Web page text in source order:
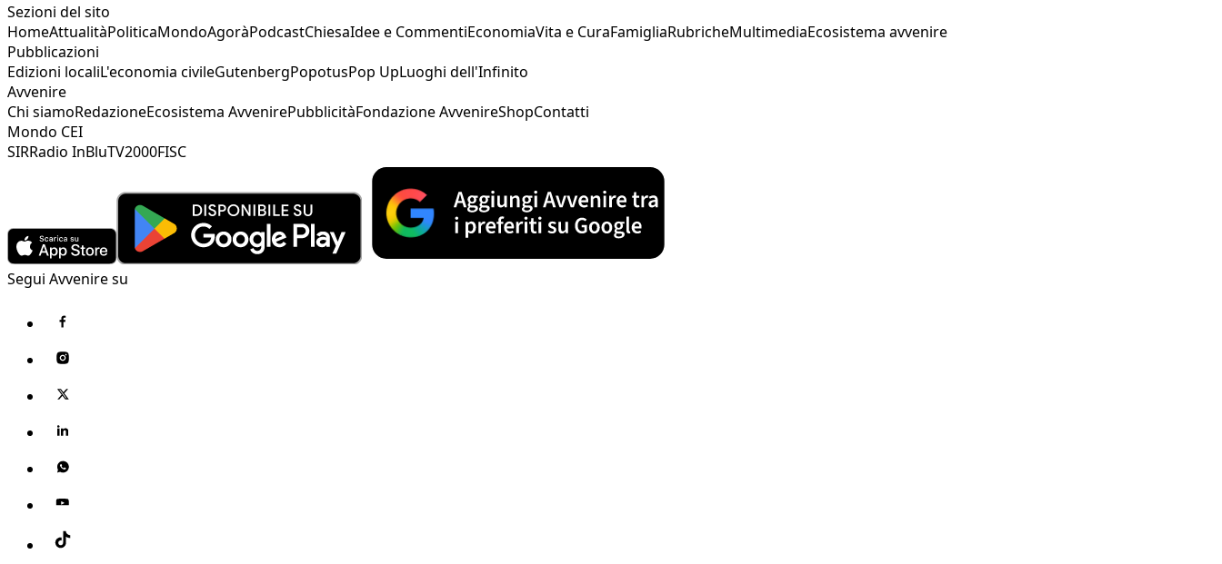
Sezioni del sito
HomeAttualitàPoliticaMondoAgoràPodcastChiesaIdee e CommentiEconomiaVita e CuraFamigliaRubricheMultimediaEcosistema avvenire
Pubblicazioni
Edizioni localiL'economia civileGutenbergPopotusPop UpLuoghi dell'Infinito
Avvenire
Chi siamoRedazioneEcosistema AvvenirePubblicitàFondazione AvvenireShopContatti
Mondo CEI
SIRRadio InBluTV2000FISC
Segui Avvenire su